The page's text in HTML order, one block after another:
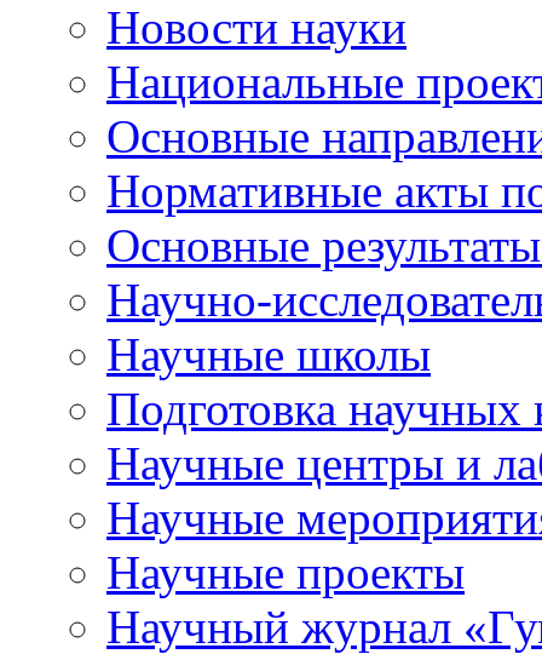
Новости науки
Национальные
Основные
Нормативные акты
Основные
Научно-
Научные школы
Подготовка научных
Научные центры и
Научные
Научные проекты
Научный журнал «